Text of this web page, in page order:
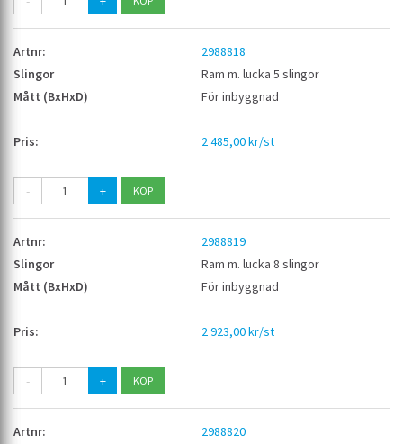
2988818
Ram m. lucka 5 slingor
För inbyggnad
2 485,00 kr/st
- +
2988819
Ram m. lucka 8 slingor
För inbyggnad
2 923,00 kr/st
- +
2988820